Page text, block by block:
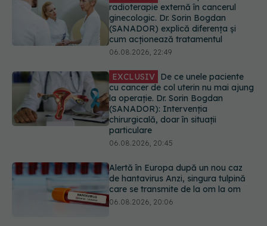
EXCLUSIV De ce unele paciente
cu cancer de col uterin nu mai ajung
la operație. Dr. Sorin Bogdan
(SANADOR): Intervenția
chirurgicală, doar în situații
06.08.2026, 20:45
Alertă în Europa după un nou caz
de hantavirus Anzi, singura tulpină
care se transmite de la om la om
06.08.2026, 20:06
Mii de angajați din Sănătate ar
putea primi salarii mai mari.
Sindicatele cer schimbarea legii
06.08.2026, 19:26